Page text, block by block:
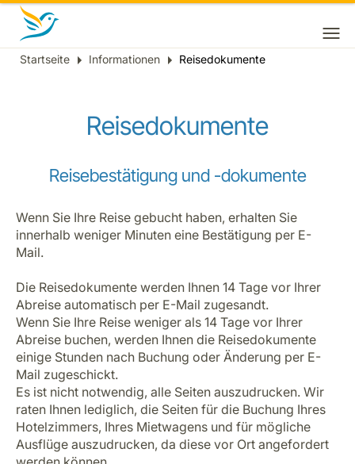
Breadcrumb
Startseite Informationen Reisedokumente
Reisedokumente
Reisebestätigung und -dokumente
Wenn Sie Ihre Reise gebucht haben, erhalten Sie
innerhalb weniger Minuten eine Bestätigung per E-
Mail.
Die Reisedokumente werden Ihnen 14 Tage vor Ihrer
Abreise automatisch per E-Mail zugesandt.
Wenn Sie Ihre Reise weniger als 14 Tage vor Ihrer
Abreise buchen, werden Ihnen die Reisedokumente
einige Stunden nach Buchung oder Änderung per E-
Mail zugeschickt.
Es ist nicht notwendig, alle Seiten auszudrucken. Wir
raten Ihnen lediglich, die Seiten für die Buchung Ihres
Hotelzimmers, Ihres Mietwagens und für mögliche
Ausflüge auszudrucken, da diese vor Ort angefordert